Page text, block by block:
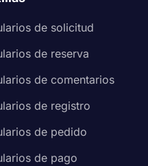
de solicitud
de reserva
de comentarios
de registro
de pedido
de pago